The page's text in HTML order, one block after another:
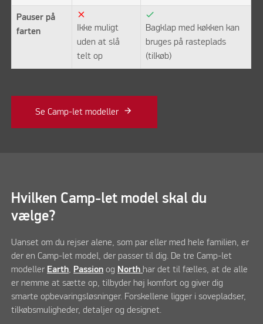
Pauser på
farten
close
Ikke muligt
uden at slå
telt op
check
Bagklap med køkken kan
bruges på rasteplads
(tilkøb)
Se Camp-let modeller
Hvilken Camp-let model skal du
vælge?
Uanset om du rejser alene, som par eller med hele familien, er
der en Camp-let model, der passer til dig. De tre Camp-let
modeller Earth, Passion og North har det til fælles, at de alle
er nemme at sætte op, tilbyder høj komfort og giver dig
smarte opbevaringsløsninger. Forskellene ligger i sovepladser,
tilkøbsmuligheder, detaljer og designet.